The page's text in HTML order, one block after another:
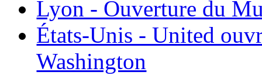
Lyon - Ouverture du
États-Unis - United
Washington